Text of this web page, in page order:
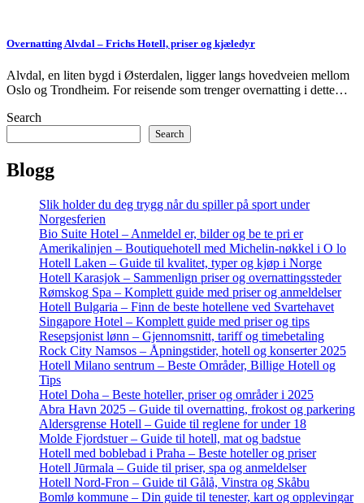
Overnatting Alvdal – Frichs Hotell, priser og kjæledyr
Alvdal, en liten bygd i Østerdalen, ligger langs hovedveien mellom
Oslo og Trondheim. For reisende som trenger overnatting i dette…
Search
Search
Blogg
Slik holder du deg trygg når du spiller på sport under
Norgesferien
Bio Suite Hotel – Anmeldel er, bilder og be te pri er
Amerikalinjen – Boutiquehotell med Michelin-nøkkel i O lo
Hotell Laken – Guide til kvalitet, typer og kjøp i Norge
Hotell Karasjok – Sammenlign priser og overnattingssteder
Rømskog Spa – Komplett guide med priser og anmeldelser
Hotell Bulgaria – Finn de beste hotellene ved Svartehavet
Singapore Hotel – Komplett guide med priser og tips
Resepsjonist lønn – Gjennomsnitt, tariff og timebetaling
Rock City Namsos – Åpningstider, hotell og konserter 2025
Hotell Milano sentrum – Beste Områder, Billige Hotell og
Tips
Hotel Doha – Beste hoteller, priser og områder i 2025
Abra Havn 2025 – Guide til overnatting, frokost og parkering
Aldersgrense Hotell – Guide til reglene for under 18
Molde Fjordstuer – Guide til hotell, mat og badstue
Hotell med boblebad i Praha – Beste hoteller og priser
Hotell Jūrmala – Guide til priser, spa og anmeldelser
Hotell Nord-Fron – Guide til Gålå, Vinstra og Skåbu
Bomlø kommune – Din guide til tenester, kart og opplevingar